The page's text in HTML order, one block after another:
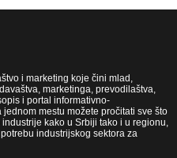
i marketing koje čini mlad,
marketinga, prevodilaštva,
i portal informativno-
mestu možete pročitati sve što
kako u Srbiji tako i u regionu,
industrijskog sektora za